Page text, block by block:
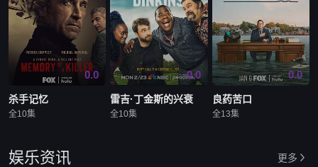
0.0
杀手记忆
全10集
0.0
雷吉·丁金斯的兴衰
全10集
0.0
良药苦口
全13集
娱乐资讯 更多 